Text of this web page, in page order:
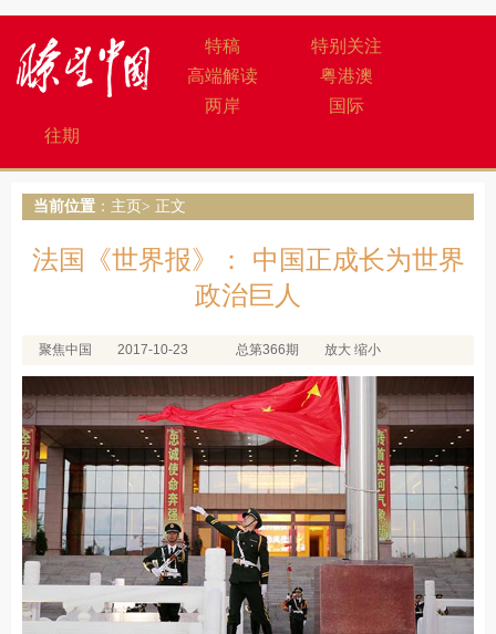
特稿
特别关注
高端解读
粤港澳
两岸
国际
往期
当前位置 ： 主页 > 正文
法国《世界报》： 中国正成长为世界
政治巨人
聚焦中国 2017-10-23 总第366期 放大 缩小